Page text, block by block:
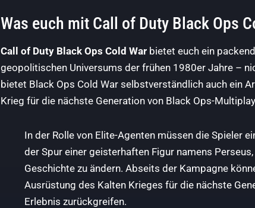
Was euch mit Call of Duty Black Ops
Call of Duty Black Ops Cold War bietet euch ein
geopolitischen Universums der frühen 1980er Jahre –
bietet Black Ops Cold War selbstverständlich auch ein
Krieg für die nächste Generation von Black Ops-
In der Rolle von Elite-Agenten müssen die Spieler
der Spur einer geisterhaften Figur namens
Geschichte zu ändern. Abseits der Kampagne
Ausrüstung des Kalten Krieges für die nächste
Erlebnis zurückgreifen.